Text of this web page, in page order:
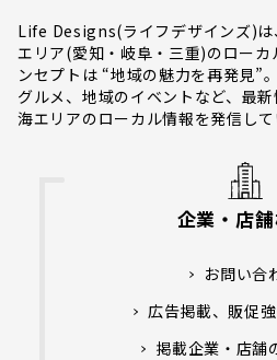
Life Designs(ライフデザインズ)は
エリア(愛知・岐阜・三重)のローカ
ンセプトは “地域の魅力を再発見”
グルメ、地域のイベントなど、最
海エリアのローカル情報を発信して
企業・店
お問い合
広告掲載、販促
掲載企業・店舗